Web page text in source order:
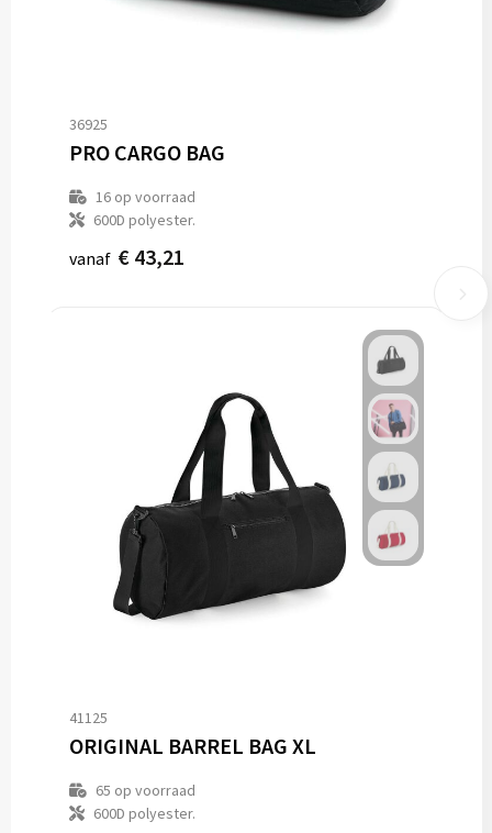
36925
PRO CARGO BAG
16op voorraad
600D polyester.
vanaf € 43,21
41125
ORIGINAL BARREL BAG XL
65 op voorraad
600D polyester.